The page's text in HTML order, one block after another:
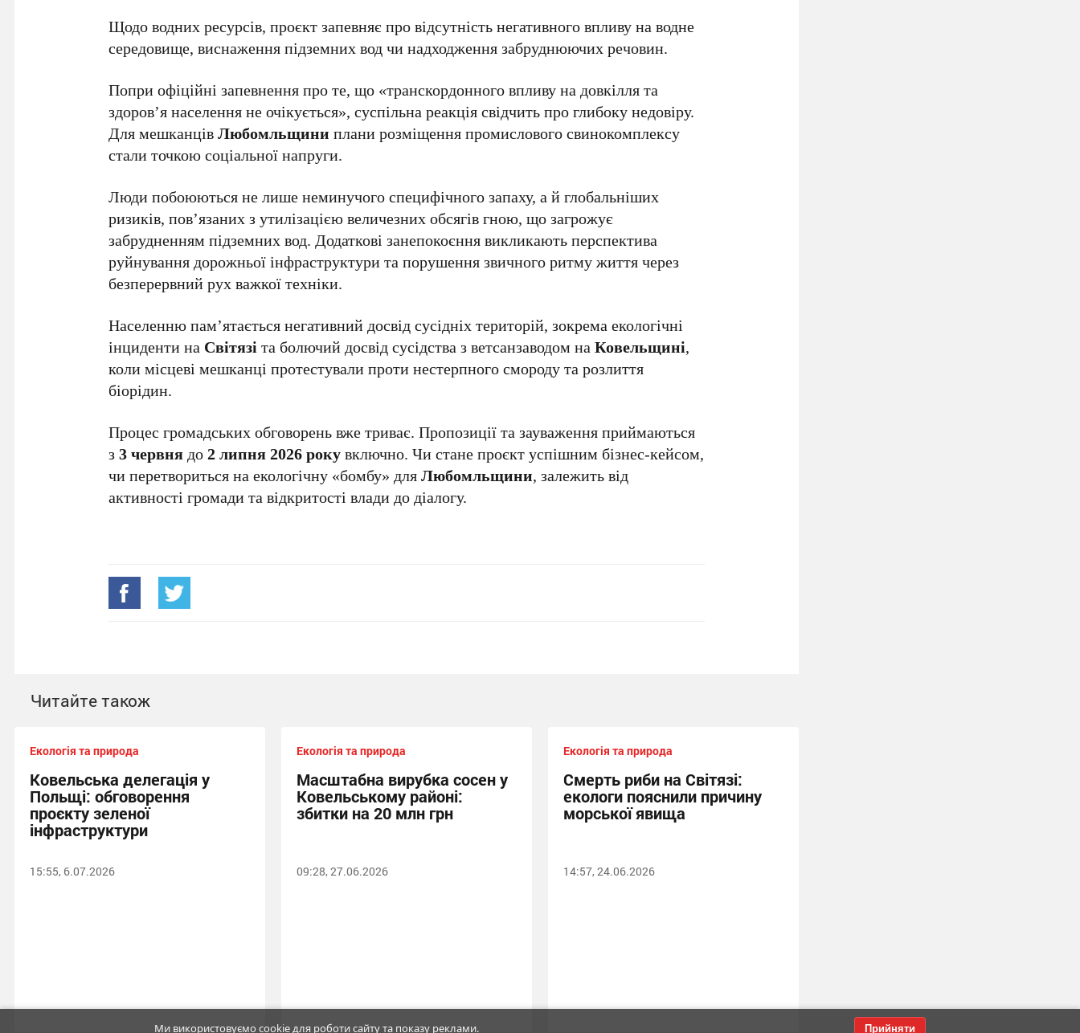
Щодо водних ресурсів, проєкт запевняє про відсутність негативного впливу на водне
середовище, виснаження підземних вод чи надходження забруднюючих речовин.
Попри офіційні запевнення про те, що «транскордонного впливу на довкілля та
здоров’я населення не очікується», суспільна реакція свідчить про глибоку недовіру.
Для мешканцівЛюбомльщини плани розміщення промислового свинокомплексу
стали точкою соціальної напруги.
Люди побоюються не лише неминучого специфічного запаху, а й глобальніших
ризиків, пов’язаних з утилізацією величезних обсягів гною, що загрожує
забрудненням підземних вод. Додаткові занепокоєння викликають перспектива
руйнування дорожньої інфраструктури та порушення звичного ритму життя через
безперервний рух важкої техніки.
Населенню пам’ятається негативний досвід сусідніх територій, зокрема екологічні
інциденти на Світязіта болючий досвід сусідства з ветсанзаводом наКовельщині,
коли місцеві мешканці протестували проти нестерпного смороду та розлиття
біорідин.
Процес громадських обговорень вже триває. Пропозиції та зауваження приймаються
з3 червнядо2 липня 2026 рокувключно. Чи стане проєкт успішним бізнес-кейсом,
чи перетвориться на екологічну «бомбу» дляЛюбомльщини, залежить від
активності громади та відкритості влади до діалогу.
Читайте також
Екологія та природа
Ковельська делегація у
Польщі: обговорення
проєкту зеленої
інфраструктури
15:55, 6.07.2026
Екологія та природа
Масштабна вирубка сосен у
Ковельському районі:
збитки на 20 млн грн
09:28, 27.06.2026
Екологія та природа
Смерть риби на Світязі:
екологи пояснили причину
морської явища
14:57, 24.06.2026
Ми використовуємо cookie для роботи сайту та показу реклами. Прийняти